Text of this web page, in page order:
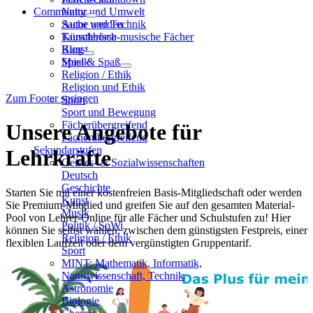
Natur und Umwelt
Sache und Technik
Künstlerisch-musische Fächer
Kunst
Musik
Religion / Ethik
Religion und Ethik
Sport
Sport und Bewegung
Fächerübergreifend
Fächerübergreifend
Sekundarstufen
Geistes- & Sozialwissenschaften
Deutsch
Geschichte
Kunst
Musik
Politik / SoWi
Religion / Ethik
Sport
MINT: Mathematik, Informatik,
Naturwissenschaft, Technik
Astronomie
Biologie
Community
Autor werden
Tauschbörse
Blog
Spiel & Spaß
Zum Footer springen
Unsere Angebote für
Lehrkräfte
Starten Sie mit einer kostenfreien Basis-Mitgliedschaft oder werden
Sie Premium-Mitglied und greifen Sie auf den gesamten Material-
Pool von Lehrer-Online für alle Fächer und Schulstufen zu! Hier
können Sie selbst wählen: zwischen dem günstigsten Festpreis, einer
flexiblen Laufzeit oder dem vergünstigten Gruppentarif.